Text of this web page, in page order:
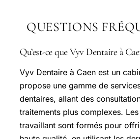
QUESTIONS
Qu’est-ce que Vyv Dentaire à
Vyv Dentaire à Caen est un
propose une gamme de
dentaires, allant des
traitements plus complexes.
travaillant sont formés pour